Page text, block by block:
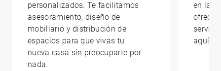
personalizados. Te facilitamos
asesoramiento, diseño de
mobiliario y distribución de
espacios para que vivas tu
nueva casa sin preocuparte por
nada.
en la
aquí